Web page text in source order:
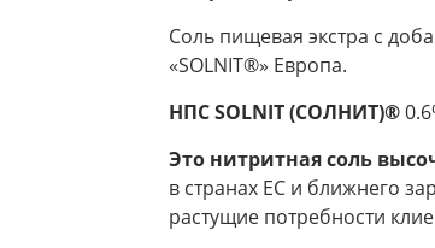
Соль пищевая экстра с
«SOLNIT®» Европа.
НПС SOLNIT (СОЛНИТ)®
Это нитритная соль
в странах ЕС и ближнего
растущие потребности